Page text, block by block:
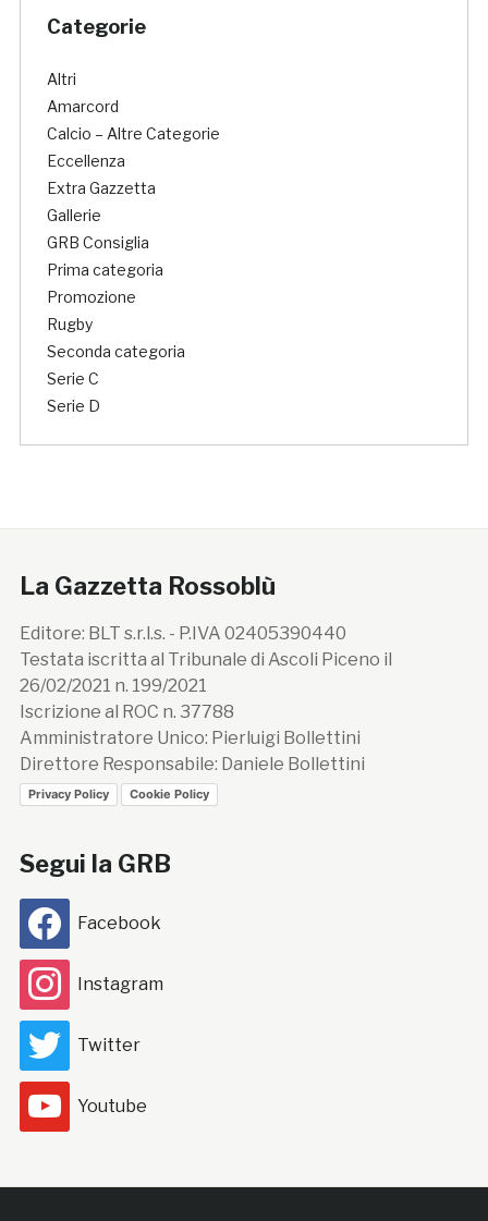
Categorie
Altri
Amarcord
Calcio – Altre Categorie
Eccellenza
Extra Gazzetta
Gallerie
GRB Consiglia
Prima categoria
Promozione
Rugby
Seconda categoria
Serie C
Serie D
La Gazzetta Rossoblù
Editore: BLT s.r.l.s. - P.IVA 02405390440
Testata iscritta al Tribunale di Ascoli Piceno il
26/02/2021 n. 199/2021
Iscrizione al ROC n. 37788
Amministratore Unico: Pierluigi Bollettini
Direttore Responsabile: Daniele Bollettini
Privacy Policy Cookie Policy
Segui la GRB
Facebook
Instagram
Twitter
Youtube